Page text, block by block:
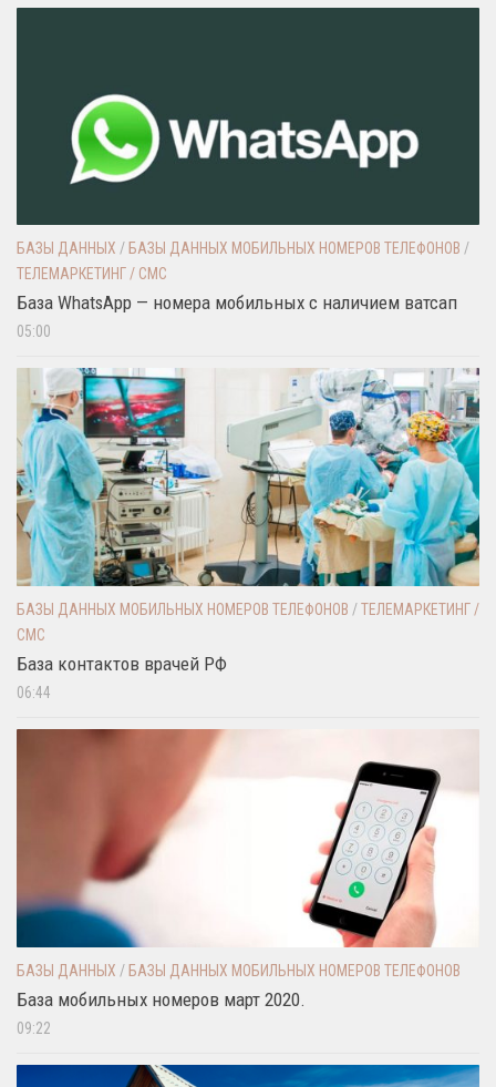
БАЗЫ ДАННЫХ / БАЗЫ ДАННЫХ МОБИЛЬНЫХ НОМЕРОВ ТЕЛЕФОНОВ /
ТЕЛЕМАРКЕТИНГ / СМС
База WhatsApp — номера мобильных с наличием ватсап
05:00
БАЗЫ ДАННЫХ МОБИЛЬНЫХ НОМЕРОВ ТЕЛЕФОНОВ /ТЕЛЕМАРКЕТИНГ /
СМС
База контактов врачей РФ
06:44
БАЗЫ ДАННЫХ / БАЗЫ ДАННЫХ МОБИЛЬНЫХ НОМЕРОВ ТЕЛЕФОНОВ
База мобильных номеров март 2020.
09:22